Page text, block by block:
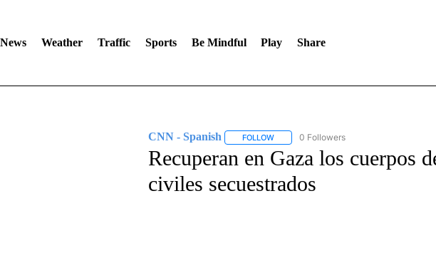
News Weather Traffic Sports Be Mindful Play Share
CNN - Spanish FOLLOWFOLLOW "CNN - SPANISH" TO RECEIVE
0 Followers
Recuperan en Gaza los cuerpos
civiles secuestrados